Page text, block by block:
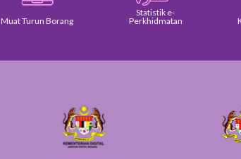
Muat Turun Borang
Statistik e-
Perkhidmatan